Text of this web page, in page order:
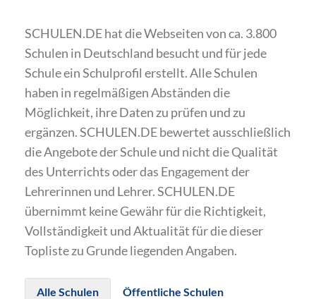
SCHULEN.DE hat die Webseiten von ca. 3.800
Schulen in Deutschland besucht und für jede
Schule ein Schulprofil erstellt. Alle Schulen
haben in regelmäßigen Abständen die
Möglichkeit, ihre Daten zu prüfen und zu
ergänzen. SCHULEN.DE bewertet ausschließlich
die Angebote der Schule und nicht die Qualität
des Unterrichts oder das Engagement der
Lehrerinnen und Lehrer. SCHULEN.DE
übernimmt keine Gewähr für die Richtigkeit,
Vollständigkeit und Aktualität für die dieser
Topliste zu Grunde liegenden Angaben.
Alle Schulen Öffentliche Schulen